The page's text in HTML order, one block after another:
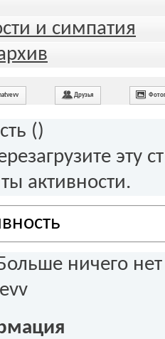
и симпатия
Друзья
()
эту
активности.
ничего нет